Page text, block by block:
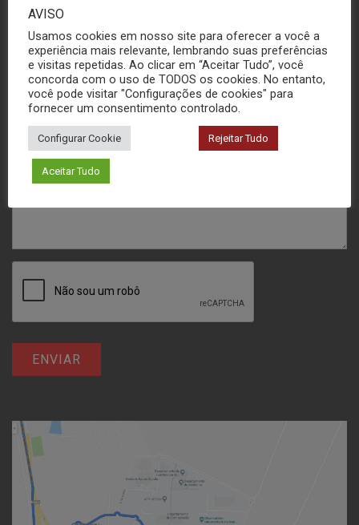
AVISO
Usamos cookies em nosso site para oferecer a você a
experiência mais relevante, lembrando suas preferências
e visitas repetidas. Ao clicar em “Aceitar Tudo”, você
concorda com o uso de TODOS os cookies. No entanto,
você pode visitar "Configurações de cookies" para
fornecer um consentimento controlado.
Configurar Cookie Rejeitar Tudo
Aceitar Tudo